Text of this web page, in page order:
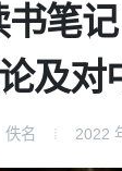
笔
及对
佚名 2022